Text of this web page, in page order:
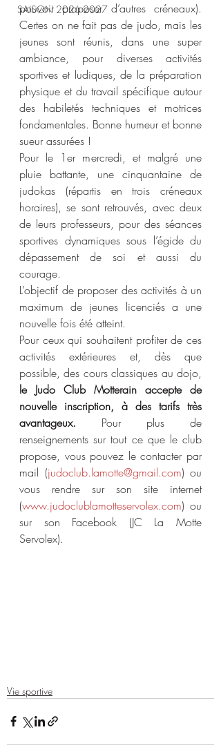
SAISON 2026-2027
pouvoir proposer d’autres créneaux).
Certes on ne fait pas de judo, mais les
jeunes sont réunis, dans une super
ambiance, pour diverses activités
sportives et ludiques, de la préparation
physique et du travail spécifique autour
des habiletés techniques et motrices
fondamentales. Bonne humeur et bonne
sueur assurées !
Pour le 1er mercredi, et malgré une
pluie battante, une cinquantaine de
judokas (répartis en trois créneaux
horaires), se sont retrouvés, avec deux
de leurs professeurs, pour des séances
sportives dynamiques sous l’égide du
dépassement de soi et aussi du
courage.
L’objectif de proposer des activités à un
maximum de jeunes licenciés a une
nouvelle fois été atteint.
Pour ceux qui souhaitent profiter de ces
activités extérieures et, dès que
possible, des cours classiques au dojo,
le Judo Club Motterain accepte de
nouvelle inscription, à des tarifs très
avantageux. Pour plus de
renseignements sur tout ce que le club
propose, vous pouvez le contacter par
mail (judoclub.lamotte@gmail.com) ou
vous rendre sur son site internet
(www.judoclublamotteservolex.com) ou
sur son Facebook (JC La Motte
Servolex).
Vie sportive